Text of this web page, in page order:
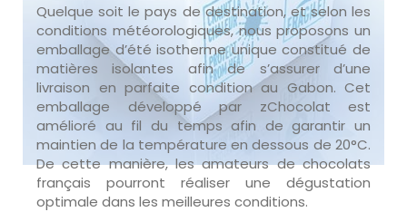
Quelque soit le pays de destination, et selon les
conditions météorologiques, nous proposons un
emballage d’été isotherme unique constitué de
matières isolantes afin de s’assurer d’une
livraison en parfaite condition au Gabon. Cet
emballage développé par zChocolat est
amélioré au fil du temps afin de garantir un
maintien de la température en dessous de 20°C.
De cette manière, les amateurs de chocolats
français pourront réaliser une dégustation
optimale dans les meilleures conditions.